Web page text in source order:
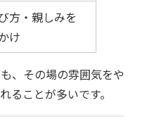
方・親しみを
け
、その場の雰囲気をや
ることが多いです。